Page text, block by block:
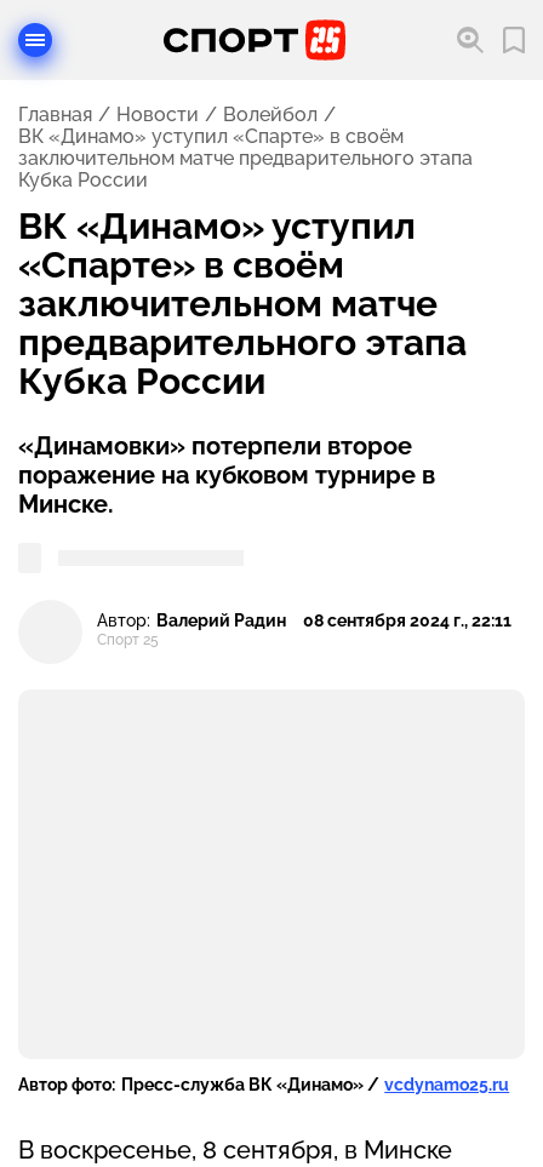
Главная Новости
Волейбол
ВК «Динамо» уступил «Спарте» в своём
заключительном матче предварительного этапа
Кубка России
ВК «Динамо» уступил
«Спарте» в своём
заключительном матче
предварительного этапа
Кубка России
«Динамовки» потерпели второе
поражение на кубковом турнире в
Минске.
Автор: Валерий Радин
Спорт 25
08 сентября 2024 г., 22:11
Автор фото: Пресс-служба ВК «Динамо» / vcdynamo25.ru
В воскресенье, 8 сентября, в Минске